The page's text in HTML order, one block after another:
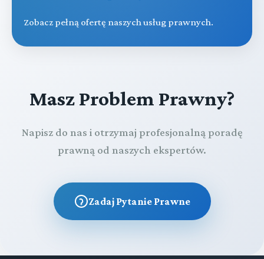
Zobacz pełną ofertę naszych usług prawnych.
Masz Problem Prawny?
Napisz do nas i otrzymaj profesjonalną poradę
prawną od naszych ekspertów.
Zadaj Pytanie Prawne